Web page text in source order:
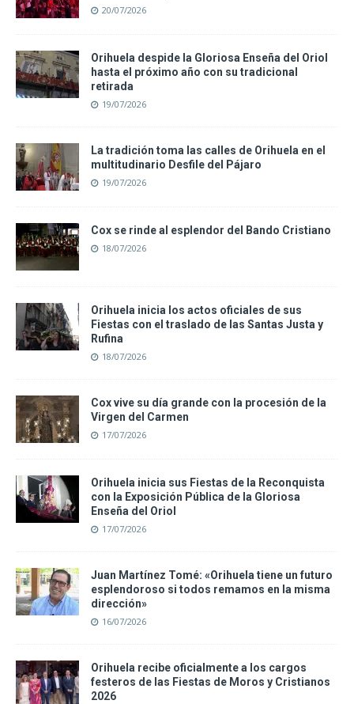
20/07/2026
Orihuela despide la Gloriosa Enseña del Oriol
hasta el próximo año con su tradicional
retirada
19/07/2026
La tradición toma las calles de Orihuela en el
multitudinario Desfile del Pájaro
19/07/2026
Cox se rinde al esplendor del Bando Cristiano
18/07/2026
Orihuela inicia los actos oficiales de sus
Fiestas con el traslado de las Santas Justa y
Rufina
18/07/2026
Cox vive su día grande con la procesión de la
Virgen del Carmen
17/07/2026
Orihuela inicia sus Fiestas de la Reconquista
con la Exposición Pública de la Gloriosa
Enseña del Oriol
17/07/2026
Juan Martínez Tomé: «Orihuela tiene un futuro
esplendoroso si todos remamos en la misma
dirección»
16/07/2026
Orihuela recibe oficialmente a los cargos
festeros de las Fiestas de Moros y Cristianos
2026